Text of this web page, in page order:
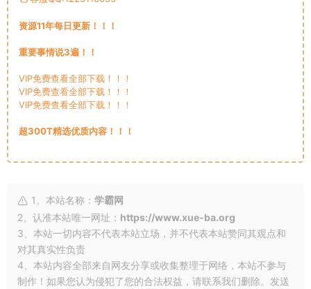
资源11年每日更新！！！
重要事情说3遍！！
VIP免费查看全部下载！！！
VIP免费查看全部下载！！！
VIP免费查看全部下载！！！
超300T精选优质内容！！！
1、本站名称： 学霸网
2、认准本站唯一网址： https://www.xue-ba.org
3、本站一切内容不代表本站立场，并不代表本站赞同其观点和
对其真实性负责
4、本站内容全部来自网友分享或收集整理于网络，本站不参与
制作！如果您认为侵犯了您的合法权益，请联系我们删除。发送